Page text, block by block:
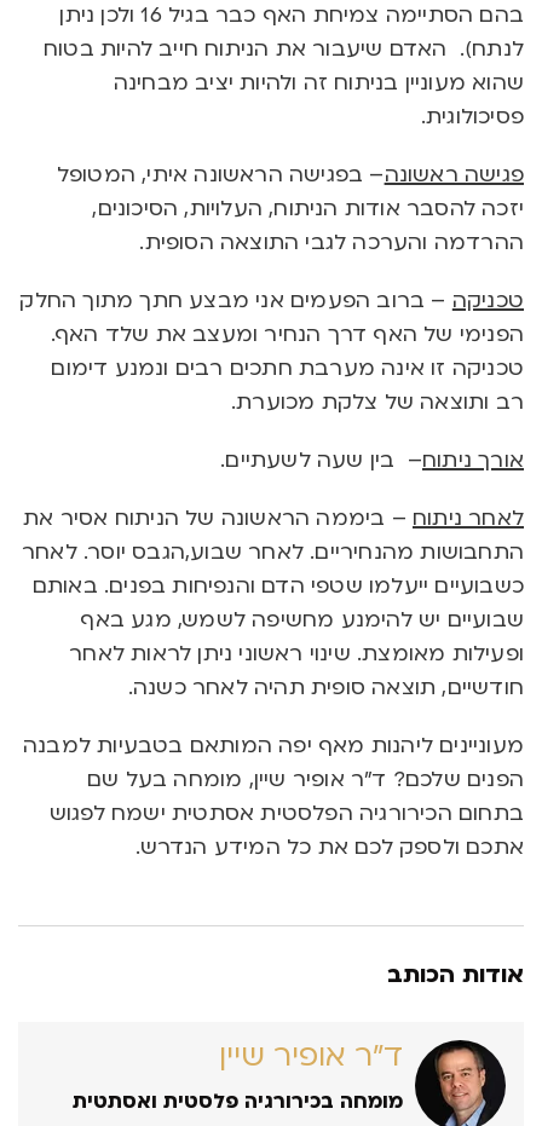
בהם הסתיימה צמיחת האף כבר בגיל 16 ולכן ניתן
לנתח). האדם שיעבור את הניתוח חייב להיות בטוח
שהוא מעוניין בניתוח זה ולהיות יציב מבחינה
פסיכולוגית.
פגישה ראשונה– בפגישה הראשונה איתי, המטופל
יזכה להסבר אודות הניתוח, העלויות, הסיכונים,
ההרדמה והערכה לגבי התוצאה הסופית.
טכניקה – ברוב הפעמים אני מבצע חתך מתוך החלק
הפנימי של האף דרך הנחיר ומעצב את שלד האף.
טכניקה זו אינה מערבת חתכים רבים ונמנע דימום
רב ותוצאה של צלקת מכוערת.
אורך ניתוח– בין שעה לשעתיים.
לאחר ניתוח – ביממה הראשונה של הניתוח אסיר את
התחבושות מהנחיריים. לאחר שבוע,הגבס יוסר. לאחר
כשבועיים ייעלמו שטפי הדם והנפיחות בפנים. באותם
שבועיים יש להימנע מחשיפה לשמש, מגע באף
ופעילות מאומצת. שינוי ראשוני ניתן לראות לאחר
חודשיים, תוצאה סופית תהיה לאחר כשנה.
מעוניינים ליהנות מאף יפה המותאם בטבעיות למבנה
הפנים שלכם? ד”ר אופיר שיין, מומחה בעל שם
בתחום הכירורגיה הפלסטית אסתטית ישמח לפגוש
אתכם ולספק לכם את כל המידע הנדרש.
אודות הכותב
ד״ר אופיר שיין
מומחה בכירורגיה פלסטית ואסתטית